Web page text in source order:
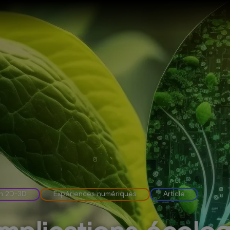
2D-3D Expériences numériques Article